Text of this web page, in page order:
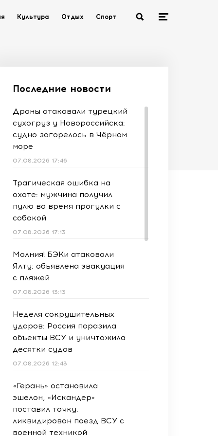
Культура Отдых Спорт
Последние новости
Дроны атаковали турецкий
сухогруз у Новороссийска:
судно загорелось в Чёрном
море
07.08.2026 17:46
Трагическая ошибка на
охоте: мужчина получил
пулю во время прогулки с
собакой
07.08.2026 17:13
Молния! БЭКи атаковали
Ялту: объявлена эвакуация
с пляжей
07.08.2026 13:13
Неделя сокрушительных
ударов: Россия поразила
объекты ВСУ и уничтожила
десятки судов
07.08.2026 12:43
«Герань» остановила
эшелон, «Искандер»
поставил точку:
ликвидирован поезд ВСУ с
военной техникой